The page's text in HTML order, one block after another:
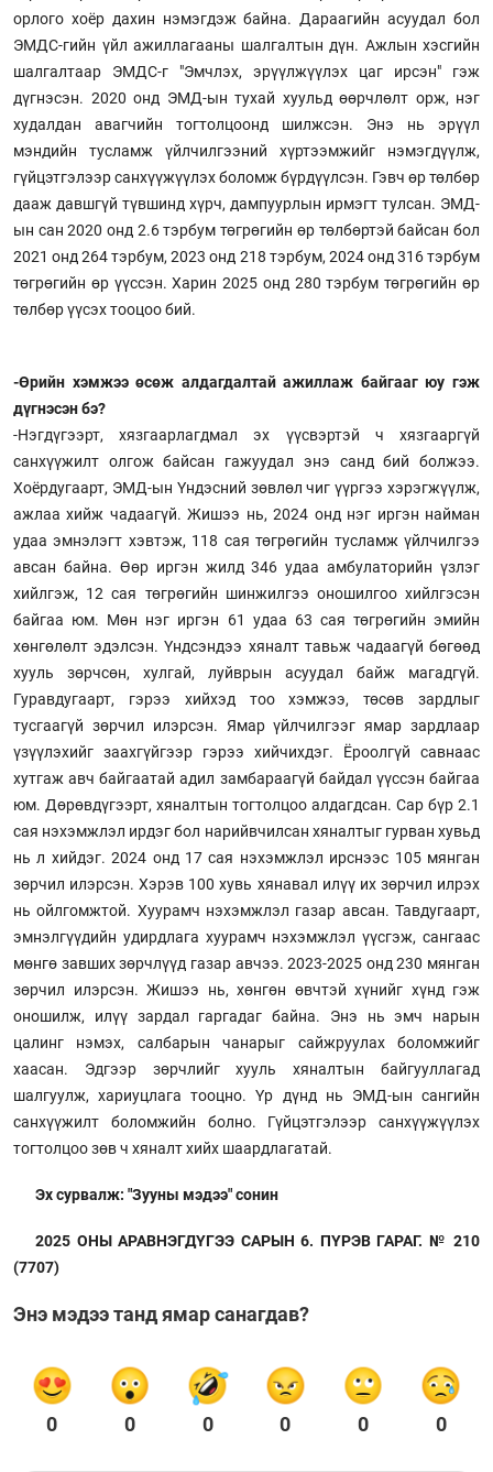
орлого хоёр дахин нэмэгдэж байна. Дараагийн асуудал бол
ЭМДС-гийн үйл ажиллагааны шалгалтын дүн. Ажлын хэсгийн
шалгалтаар ЭМДС-г "Эмчлэх, эрүүлжүүлэх цаг ирсэн" гэж
дүгнэсэн. 2020 онд ЭМД-ын тухай хуульд өөрчлөлт орж, нэг
худалдан авагчийн тогтолцоонд шилжсэн. Энэ нь эрүүл
мэндийн тусламж үйлчилгээний хүртээмжийг нэмэгдүүлж,
гүйцэтгэлээр санхүүжүүлэх боломж бүрдүүлсэн. Гэвч өр төлбөр
дааж давшгүй түвшинд хүрч, дампуурлын ирмэгт тулсан. ЭМД-
ын сан 2020 онд 2.6 тэрбум төгрөгийн өр төлбөртэй байсан бол
2021 онд 264 тэрбум, 2023 онд 218 тэрбум, 2024 онд 316 тэрбум
төгрөгийн өр үүссэн. Харин 2025 онд 280 тэрбум төгрөгийн өр
төлбөр үүсэх тооцоо бий.
-Өрийн хэмжээ өсөж алдагдалтай ажиллаж байгааг юу гэж
дүгнэсэн бэ?
-Нэгдүгээрт, хязгаарлагдмал эх үүсвэртэй ч хязгааргүй
санхүүжилт олгож байсан гажуудал энэ санд бий болжээ.
Хоёрдугаарт, ЭМД-ын Үндэсний зөвлөл чиг үүргээ хэрэгжүүлж,
ажлаа хийж чадаагүй. Жишээ нь, 2024 онд нэг иргэн найман
удаа эмнэлэгт хэвтэж, 118 сая төгрөгийн тусламж үйлчилгээ
авсан байна. Өөр иргэн жилд 346 удаа амбулаторийн үзлэг
хийлгэж, 12 сая төгрөгийн шинжилгээ оношилгоо хийлгэсэн
байгаа юм. Мөн нэг иргэн 61 удаа 63 сая төгрөгийн эмийн
хөнгөлөлт эдэлсэн. Үндсэндээ хяналт тавьж чадаагүй бөгөөд
хууль зөрчсөн, хулгай, луйврын асуудал байж магадгүй.
Гуравдугаарт, гэрээ хийхэд тоо хэмжээ, төсөв зардлыг
тусгаагүй зөрчил илэрсэн. Ямар үйлчилгээг ямар зардлаар
үзүүлэхийг заахгүйгээр гэрээ хийчихдэг. Ёроолгүй савнаас
хутгаж авч байгаатай адил замбараагүй байдал үүссэн байгаа
юм. Дөрөвдүгээрт, хяналтын тогтолцоо алдагдсан. Сар бүр 2.1
сая нэхэмжлэл ирдэг бол нарийвчилсан хяналтыг гурван хувьд
нь л хийдэг. 2024 онд 17 сая нэхэмжлэл ирснээс 105 мянган
зөрчил илэрсэн. Хэрэв 100 хувь хянавал илүү их зөрчил илрэх
нь ойлгомжтой. Хуурамч нэхэмжлэл газар авсан. Тавдугаарт,
эмнэлгүүдийн удирдлага хуурамч нэхэмжлэл үүсгэж, сангаас
мөнгө завших зөрчлүүд газар авчээ. 2023-2025 онд 230 мянган
зөрчил илэрсэн. Жишээ нь, хөнгөн өвчтэй хүнийг хүнд гэж
оношилж, илүү зардал гаргадаг байна. Энэ нь эмч нарын
цалинг нэмэх, салбарын чанарыг сайжруулах боломжийг
хаасан. Эдгээр зөрчлийг хууль хяналтын байгууллагад
шалгуулж, хариуцлага тооцно. Үр дүнд нь ЭМД-ын сангийн
санхүүжилт боломжийн болно. Гүйцэтгэлээр санхүүжүүлэх
тогтолцоо зөв ч хяналт хийх шаардлагатай.
Эх сурвалж: "Зууны мэдээ" сонин
2025 ОНЫ АРАВНЭГДҮГЭЭ САРЫН 6. ПҮРЭВ ГАРАГ. № 210
(7707)
Энэ мэдээ танд ямар санагдав?
0 0 0 0 0 0